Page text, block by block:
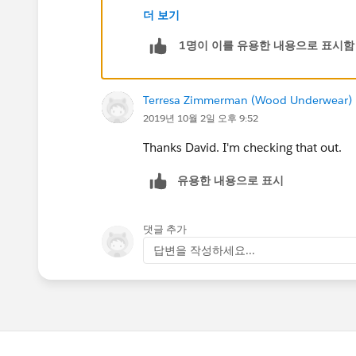
user.
Without more details it is hard to
더 보기
1명이 이를 유용한 내용으로 표시함
Terresa Zimmerman (Wood Underwear)
2019년 10월 2일 오후 9:52
Thanks David. I'm checking that out.
유용한 내용으로 표시
댓글 추가
답변을 작성하세요...